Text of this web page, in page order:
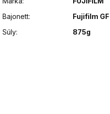
Bajonett:
Fujifilm GF
Súly:
875g